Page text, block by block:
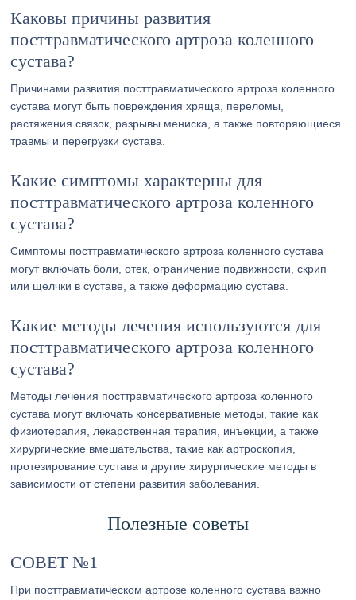
Каковы причины развития
посттравматического артроза коленного
сустава?
Причинами развития посттравматического артроза коленного
сустава могут быть повреждения хряща, переломы,
растяжения связок, разрывы мениска, а также повторяющиеся
травмы и перегрузки сустава.
Какие симптомы характерны для
посттравматического артроза коленного
сустава?
Симптомы посттравматического артроза коленного сустава
могут включать боли, отек, ограничение подвижности, скрип
или щелчки в суставе, а также деформацию сустава.
Какие методы лечения используются для
посттравматического артроза коленного
сустава?
Методы лечения посттравматического артроза коленного
сустава могут включать консервативные методы, такие как
физиотерапия, лекарственная терапия, инъекции, а также
хирургические вмешательства, такие как артроскопия,
протезирование сустава и другие хирургические методы в
зависимости от степени развития заболевания.
Полезные советы
СОВЕТ №1
При посттравматическом артрозе коленного сустава важно